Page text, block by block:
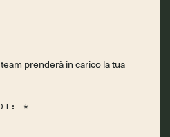
prenderà in carico la tua
DI: *